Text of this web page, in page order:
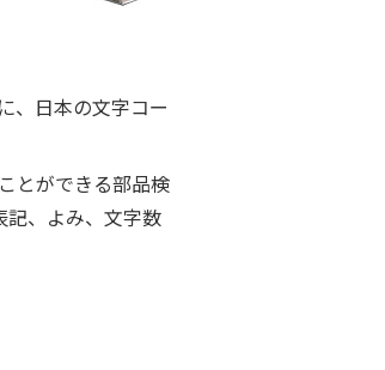
、日本の文字コー
とができる部品検
記、よみ、文字数